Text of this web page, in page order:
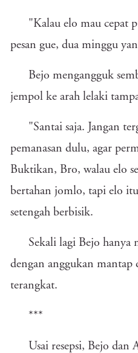
"Kalau elo mau cepat
pesan gue, dua minggu
Bejo mengangguk
jempol ke arah lelaki
"Santai saja. Jangan
pemanasan dulu, agar
Buktikan, Bro, walau elo
bertahan jomlo, tapi elo
setengah berbisik.
Sekali lagi Bejo hanya
dengan anggukan mantap
terangkat.
***
Usai resepsi, Bejo dan